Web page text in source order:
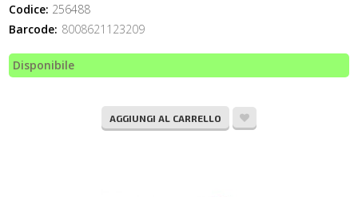
Codice: 256488
Barcode: 8008621123209
Disponibile
AGGIUNGI AL CARRELLO